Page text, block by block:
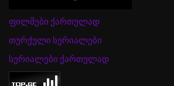
ფილმები ქართულად
თურქული სერიალები
სერიალები ქართულად